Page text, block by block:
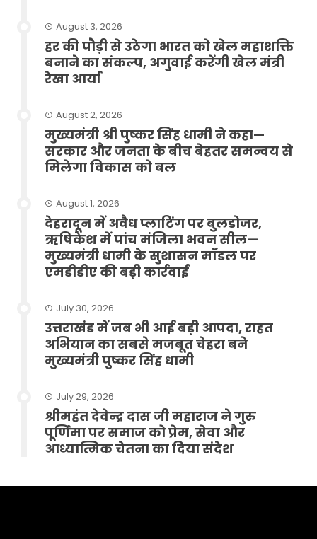
August 3, 2026
हर की पौड़ी से उठेगा भारत को खेल महाशक्ति
बनाने का संकल्प, अगुवाई करेंगी खेल मंत्री
रेखा आर्या
August 2, 2026
मुख्यमंत्री श्री पुष्कर सिंह धामी ने कहा—
सरकार और जनता के बीच बेहतर समन्वय से
मिलेगा विकास को बल
August 1, 2026
देहरादून में अवैध प्लाटिंग पर बुलडोजर,
ऋषिकेश में पांच मंजिला भवन सील—
मुख्यमंत्री धामी के सुशासन मॉडल पर
एमडीडीए की बड़ी कार्रवाई
July 30, 2026
उत्तराखंड में जब भी आई बड़ी आपदा, राहत
अभियान का सबसे मजबूत चेहरा बने
मुख्यमंत्री पुष्कर सिंह धामी
July 29, 2026
श्रीमहंत देवेन्द्र दास जी महाराज ने गुरु
पूर्णिमा पर समाज को प्रेम, सेवा और
आध्यात्मिक चेतना का दिया संदेश